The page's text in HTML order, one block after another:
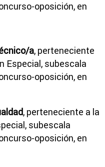
oposición, en
a, perteneciente
Especial, subescala
oposición, en
, perteneciente a la
subescala
oposición, en